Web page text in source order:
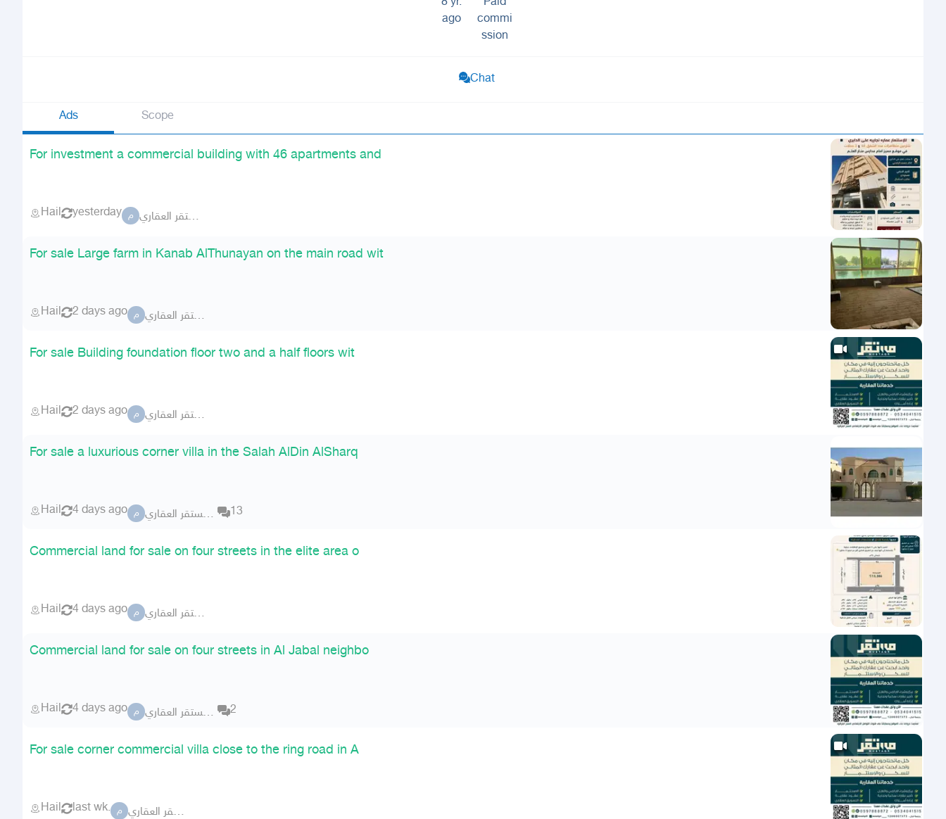
ago
commi
ssion
Chat
Ads Scope
For investment a commercial building with 46 apartments and
Hail yesterday م مكتب مستقر العقاري
For sale Large farm in Kanab AlThunayan on the main road wit
Hail 2 days ago م مكتب مستقر العقاري
For sale Building foundation floor two and a half floors wit
Hail 2 days ago م مكتب مستقر العقاري
For sale a luxurious corner villa in the Salah AlDin AlSharq
Hail 4 days ago م مكتب مستقر العقاري 13
Commercial land for sale on four streets in the elite area o
Hail 4 days ago م مكتب مستقر العقاري
Commercial land for sale on four streets in Al Jabal neighbo
Hail 4 days ago م مكتب مستقر العقاري 2
For sale corner commercial villa close to the ring road in A
Hail last wk. م مكتب مستقر العقاري